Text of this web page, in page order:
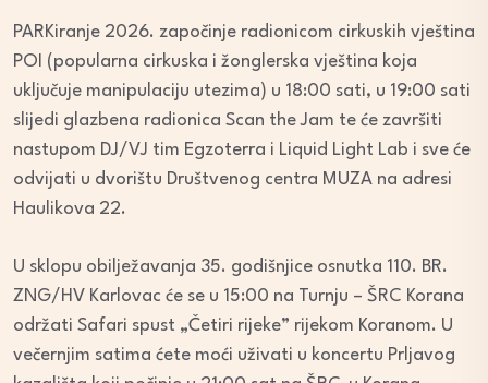
PARKiranje 2026. započinje radionicom cirkuskih vještina
POI (popularna cirkuska i žonglerska vještina koja
uključuje manipulaciju utezima) u 18:00 sati, u 19:00 sati
slijedi glazbena radionica Scan the Jam te će završiti
nastupom DJ/VJ tim Egzoterra i Liquid Light Lab i sve će
odvijati u dvorištu Društvenog centra MUZA na adresi
Haulikova 22.
U sklopu obilježavanja 35. godišnjice osnutka 110. BR.
ZNG/HV Karlovac će se u 15:00 na Turnju – ŠRC Korana
održati Safari spust „Četiri rijeke” rijekom Koranom. U
večernjim satima ćete moći uživati u koncertu Prljavog